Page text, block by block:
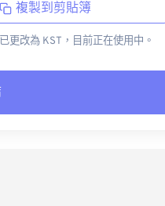
複製到剪貼簿
更改為 KST，目前正在使用中。